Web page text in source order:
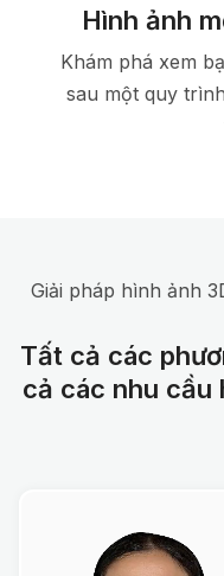
Hình ảnh
Khám phá xem
sau một quy
Giải pháp hình ảnh
Tất cả các
cả các nhu cầu